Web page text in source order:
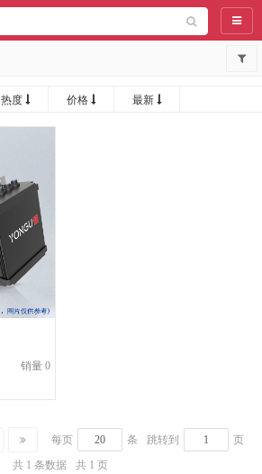
导航
热度 价格 最新
销量 0
每页 条 跳转到
页
共 1 条数据
共 1 页